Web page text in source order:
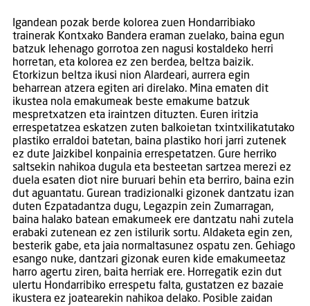
Igandean pozak berde kolorea zuen Hondarribiako
trainerak Kontxako Bandera eraman zuelako, baina egun
batzuk lehenago gorrotoa zen nagusi kostaldeko herri
horretan, eta kolorea ez zen berdea, beltza baizik.
Etorkizun beltza ikusi nion Alardeari, aurrera egin
beharrean atzera egiten ari direlako. Mina ematen dit
ikustea nola emakumeak beste emakume batzuk
mespretxatzen eta iraintzen dituzten. Euren iritzia
errespetatzea eskatzen zuten balkoietan txintxilikatutako
plastiko erraldoi batetan, baina plastiko hori jarri zutenek
ez dute Jaizkibel konpainia errespetatzen. Gure herriko
saltsekin nahikoa dugula eta besteetan sartzea merezi ez
duela esaten diot nire buruari behin eta berriro, baina ezin
dut aguantatu. Gurean tradizionalki gizonek dantzatu izan
duten Ezpatadantza dugu, Legazpin zein Zumarragan,
baina halako batean emakumeek ere dantzatu nahi zutela
erabaki zutenean ez zen istilurik sortu. Aldaketa egin zen,
besterik gabe, eta jaia normaltasunez ospatu zen. Gehiago
esango nuke, dantzari gizonak euren kide emakumeetaz
harro agertu ziren, baita herriak ere. Horregatik ezin dut
ulertu Hondarribiko errespetu falta, gustatzen ez bazaie
ikustera ez joatearekin nahikoa delako. Posible zaidan